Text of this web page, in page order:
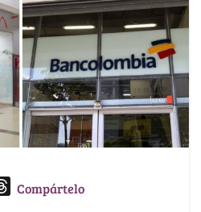
TCompártelo